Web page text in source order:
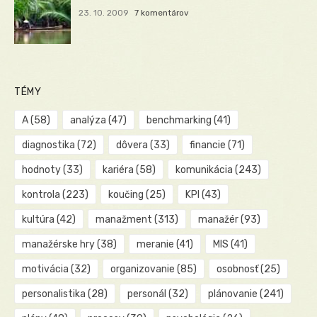
23. 10. 2009 7 komentárov
TÉMY
A(58) analýza (47) benchmarking (41)
diagnostika (72) dôvera (33) financie (71)
hodnoty(33) kariéra (58) komunikácia (243)
kontrola (223) koučing (25) KPI (43)
kultúra (42) manažment (313) manažér(93)
manažérske hry(38) meranie (41) MIS (41)
motivácia (32) organizovanie (85) osobnosť(25)
personalistika (28) personál (32) plánovanie (241)